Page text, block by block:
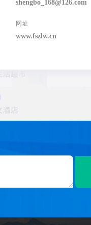
shengbo_168@126.com
网址
www.fszlw.cn